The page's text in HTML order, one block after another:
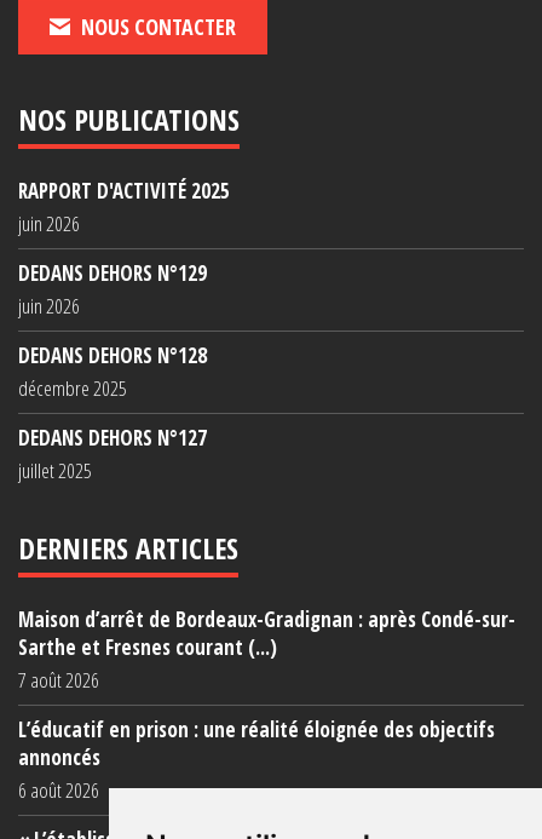
NOUS CONTACTER
NOS PUBLICATIONS
RAPPORT D'ACTIVITÉ 2025
juin 2026
DEDANS DEHORS N°129
juin 2026
DEDANS DEHORS N°128
décembre 2025
DEDANS DEHORS N°127
juillet 2025
DERNIERS ARTICLES
Maison d’arrêt de Bordeaux-Gradignan : après Condé-sur-
Sarthe et Fresnes courant (...)
7 août 2026
L’éducatif en prison : une réalité éloignée des objectifs
annoncés
6 août 2026